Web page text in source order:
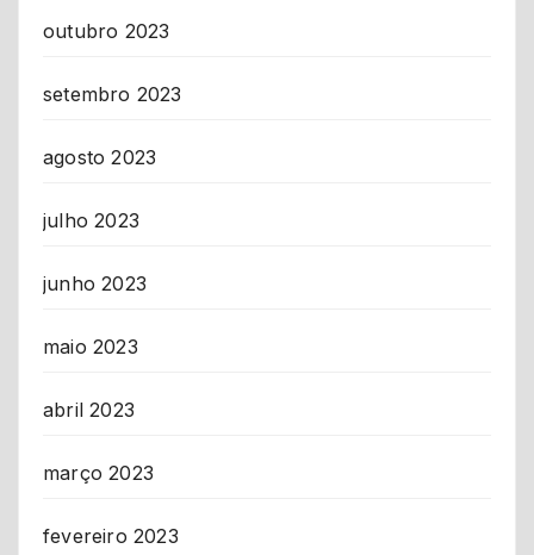
outubro 2023
setembro 2023
agosto 2023
julho 2023
junho 2023
maio 2023
abril 2023
março 2023
fevereiro 2023